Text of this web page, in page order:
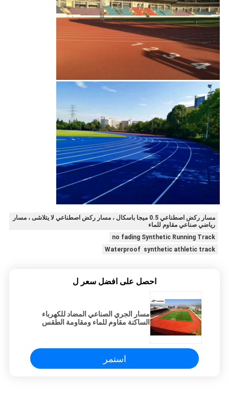
مسار ركض اصطناعي 0.5 ميجا باسكال ، مسار ركض اصطناعي لا يتلاشى ، مسار
رياضي صناعي مقاوم للماء
no fading Synthetic Running Track
Waterproof synthetic athletic track
احصل على افضل سعر ل
مسار الجري الصناعي المضاد للكهرباء
الساكنة مقاوم للماء ومقاومة الطقس
استمر